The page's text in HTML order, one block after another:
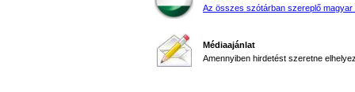
Az összes szótárban szereplő magyar
Médiaajánlat
Amennyiben hirdetést szeretne